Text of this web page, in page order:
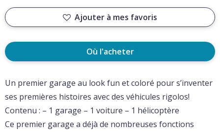
Ajouter à mes favoris
Où l'acheter
Un premier garage au look fun et coloré pour s’inventer
ses premières histoires avec des véhicules rigolos!
Contenu : – 1 garage – 1 voiture – 1 hélicoptère
Ce premier garage a déjà de nombreuses fonctions